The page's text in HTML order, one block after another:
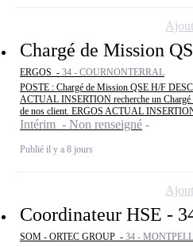
Chargé de Mission
ERGOS - 34 - COURNONTERRAL
POSTE : Chargé de Mission QSE H/F
ACTUAL INSERTION recherche un
de nos client. ERGOS ACTUAL INSERTION
Intérim - Non renseigné
Publié il y a 8 jours
Coordinateur HSE -
SOM - ORTEC GROUP - 34 -